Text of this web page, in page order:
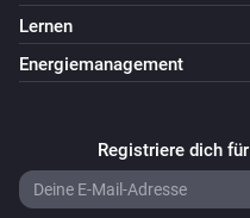
Lernen
Energiemanagement
Registriere dich